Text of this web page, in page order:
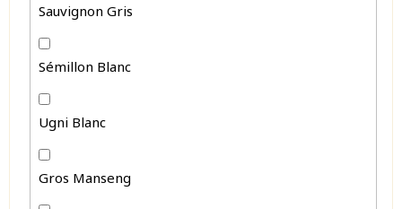
Sauvignon Gris
Sémillon Blanc
Ugni Blanc
Gros Manseng